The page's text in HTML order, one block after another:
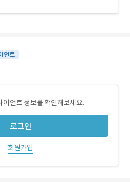
언트
이언트 정보를 확인해보세요.
로그인
회원가입